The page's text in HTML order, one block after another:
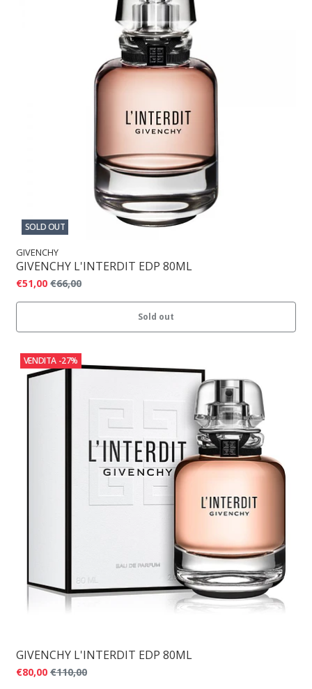
SOLD OUT
GIVENCHY
GIVENCHY L'INTERDIT EDP 80ML
€51,00 €66,00
Sold out
VENDITA -27%
GIVENCHY L'INTERDIT EDP 80ML
€80,00 €110,00